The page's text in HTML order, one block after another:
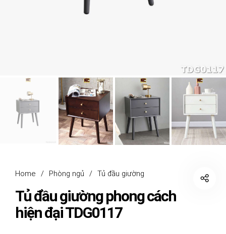
Home / Phòng ngủ / Tủ đầu giường
Tủ đầu giường phong cách
hiện đại TDG0117